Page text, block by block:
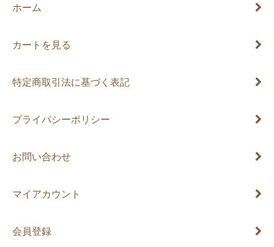
ホーム
カートを見る
特定商取引法に基づく表記
プライバシーポリシー
お問い合わせ
マイアカウント
会員登録